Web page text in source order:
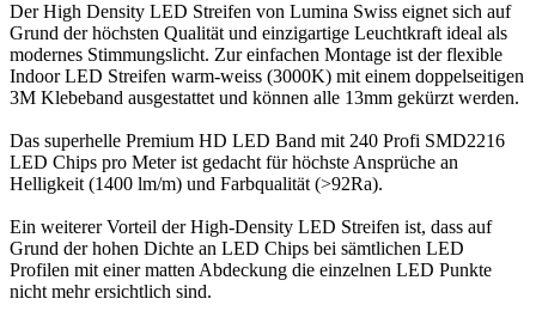
Der High Density LED Streifen von Lumina Swiss eignet sich auf
Grund der höchsten Qualität und einzigartige Leuchtkraft ideal als
modernes Stimmungslicht. Zur einfachen Montage ist der flexible
Indoor LED Streifen warm-weiss (3000K) mit einem doppelseitigen
3M Klebeband ausgestattet und können alle 13mm gekürzt werden.
Das superhelle Premium HD LED Band mit 240 Profi SMD2216
LED Chips pro Meter ist gedacht für höchste Ansprüche an
Helligkeit (1400 lm/m) und Farbqualität (>92Ra).
Ein weiterer Vorteil der High-Density LED Streifen ist, dass auf
Grund der hohen Dichte an LED Chips bei sämtlichen LED
Profilen mit einer matten Abdeckung die einzelnen LED Punkte
nicht mehr ersichtlich sind.